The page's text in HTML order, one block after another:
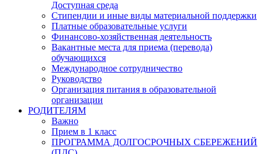
Доступная среда
Стипендии и иные виды материальной поддержки
Платные образовательные услуги
Финансово-хозяйственная деятельность
Вакантные места для приема (перевода)
обучающихся
Международное сотрудничество
Руководство
Организация питания в образовательной
организации
РОДИТЕЛЯМ
Важно
Прием в 1 класс
ПРОГРАММА ДОЛГОСРОЧНЫХ СБЕРЕЖЕНИЙ